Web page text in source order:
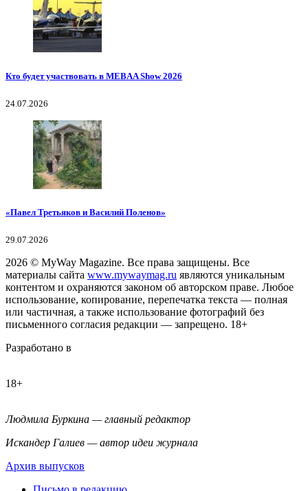
Кто будет участвовать в MEBAA Show 2026
24.07.2026
«Павел Третьяков и Василий Поленов»
29.07.2026
2026 © MyWay Magazine. Все права защищены. Все
материалы сайта www.mywaymag.ru являются уникальным
контентом и охраняются законом об авторском праве. Любое
использование, копирование, перепечатка текста — полная
или частичная, а также использование фотографий без
письменного согласия редакции — запрещено. 18+
Разработано в
18+
Людмила Буркина — главный редактор
Искандер Галиев — автор идеи журнала
Архив выпусков